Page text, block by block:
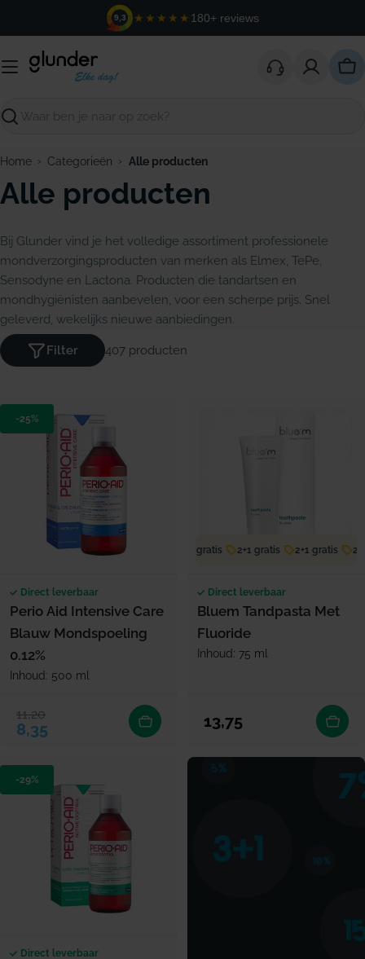
inhoud
9,3 ★★★★★ 180+ reviews
Zoeken
Home › Categorieën › Alle producten
Alle producten
Bij Glunder vind je het volledige assortiment professionele
mondverzorgingsproducten van merken als Elmex, TePe,
Sensodyne en Lactona. Producten die tandartsen en
mondhygiënisten aanbevelen, voor een scherpe prijs. Snel
geleverd, wekelijks nieuwe aanbiedingen.
A
l
e
n
407 producten
Filter
-25%
Direct leverbaar
Perio Aid Intensive Care
Blauw Mondspoeling
0.12%
Inhoud: 500 ml
Verkoopprijs
8,35
Normale prijs
11,20
2+1 gratis 2+1 gratis 2+1 gratis
Direct leverbaar
Bluem Tandpasta Met
Fluoride
Inhoud: 75 ml
Normale prijs
13,75
-29%
Direct leverbaar